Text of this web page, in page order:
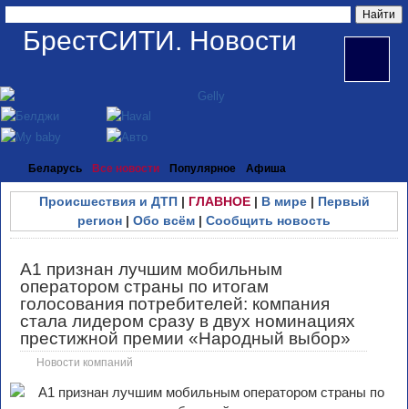
БрестСИТИ. Новости
Беларусь Все новости Популярное Афиша
Происшествия и ДТП| ГЛАВНОЕ| В мире| Первый
регион | Обо всём | Сообщить новость
А1 признан лучшим мобильным
оператором страны по итогам
голосования потребителей: компания
стала лидером сразу в двух номинациях
престижной премии «Народный выбор»
Новости компаний